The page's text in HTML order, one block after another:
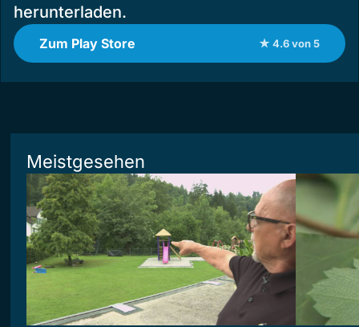
herunterladen.
Zum Play Store ★ 4.6 von 5
Meistgesehen